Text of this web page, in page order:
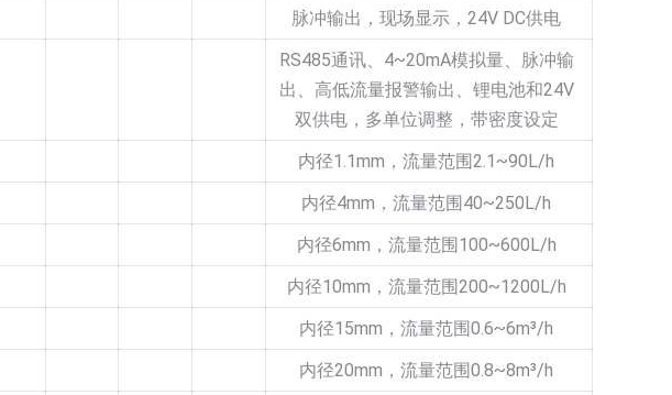
脉冲输出，现场显示，24V DC供电
RS485通讯、4~20mA模拟量、脉冲输
出、高低流量报警输出、锂电池和24V
双供电，多单位调整，带密度设定
内径1.1mm，流量范围2.1~90L/h
内径4mm，流量范围40~250L/h
内径6mm，流量范围100~600L/h
内径10mm，流量范围200~1200L/h
内径15mm，流量范围0.6~6m³/h
内径20mm，流量范围0.8~8m³/h